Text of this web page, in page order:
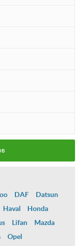
DAF
Datsun
Haval
Honda
Lifan
Mazda
Opel